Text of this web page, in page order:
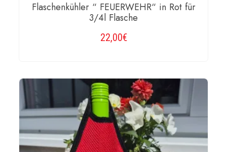
Flaschenkühler “ FEUERWEHR“ in Rot für
3/4l Flasche
22,00€
WEITERLESEN